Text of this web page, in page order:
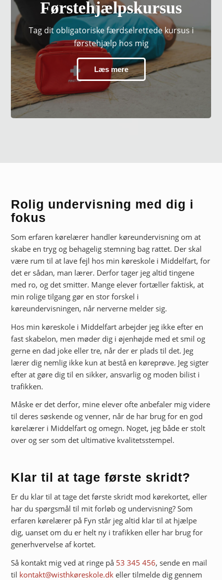
Førstehjælpskursus
Tag dit obligatoriske færdselrettede kursus i
førstehjælp hos mig
Læs mere
Rolig undervisning med dig i
fokus
Som erfaren kørelærer handler køreundervisning om at
skabe en tryg og behagelig stemning bag rattet. Der skal
være rum til at lave fejl hos min køreskole i Middelfart, for
det er sådan, man lærer. Derfor tager jeg altid tingene
med ro, og det smitter. Mange elever fortæller faktisk, at
min rolige tilgang gør en stor forskel i
køreundervisningen, når nerverne melder sig.
Hos min køreskole i Middelfart arbejder jeg ikke efter en
fast skabelon, men møder dig i øjenhøjde med et smil og
gerne en dad joke eller tre, når der er plads til det. Jeg
lærer dig nemlig ikke kun at bestå en køreprøve. Jeg sigter
efter at gøre dig til en sikker, ansvarlig og moden bilist i
trafikken.
Måske er det derfor, mine elever ofte anbefaler mig videre
til deres søskende og venner, når de har brug for en god
kørelærer i Middelfart og omegn. Noget, jeg både er stolt
over og ser som det ultimative kvalitetsstempel.
Klar til at tage første skridt?
Er du klar til at tage det første skridt mod kørekortet, eller
har du spørgsmål til mit forløb og undervisning? Som
erfaren kørelærer på Fyn står jeg altid klar til at hjælpe
dig, uanset om du er helt ny i trafikken eller har brug for
generhvervelse af kortet.
Så kontakt mig ved at ringe på 53 345 456, sende en mail
til kontakt@wisthkøreskole.dk eller tilmelde dig gennem